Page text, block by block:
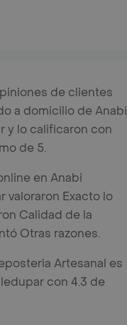
de clientes
a domicilio de Anabi
y lo calificaron con
de 5.
en Anabi
valoraron Exacto lo
Calidad de la
Otras razones.
Artesanal es
con 4.3 de